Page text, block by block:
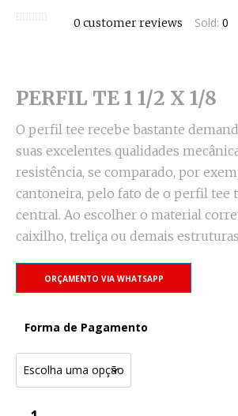
0 customer reviews Sold: 0
PERFIL TE 1 1/2 X 1/8
O perfil tee recebe bastante
suas excelentes qualidades
resistência, se comparado, por
cantoneira, pelo fato de o perfil tee
central. Ao escolher o material
caixilho, treliça ou demais
ORÇAMENTO VIA WHATSAPP
Forma de Pagamento